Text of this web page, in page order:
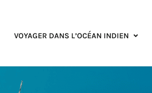
VOYAGER DANS L’OCÉAN INDIEN